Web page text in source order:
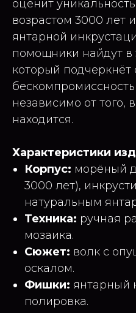
оценит
возрастом 3000 лет
янтарной
помощники найдут в
который подчеркнёт
независимо от того,
находится.
Характеристики
Корпус: морёный
3000 лет),
натуральным
Техника: ручная
мозаика.
Сюжет: волк с
оскалом.
Фишки: янтарный
полировка.